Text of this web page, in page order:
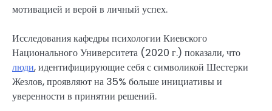
мотивацией и верой в личный успех.
Исследования кафедры психологии Киевского
Национального Университета (2020 г.) показали, что
люди, идентифицирующие себя с символикой Шестерки
Жезлов, проявляют на 35% больше инициативы и
уверенности в принятии решений.